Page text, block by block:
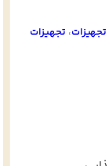
تجهيزات، تجهيزات